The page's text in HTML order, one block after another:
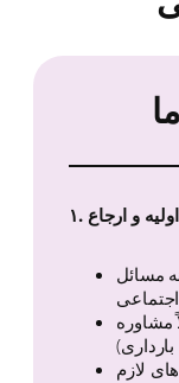
و ارجاع
مسائل
مشاوره
لازم